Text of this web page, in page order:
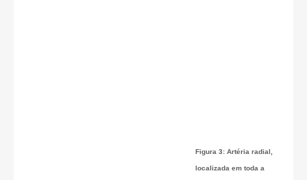
Figura 3: Artéria radial,
localizada em toda a